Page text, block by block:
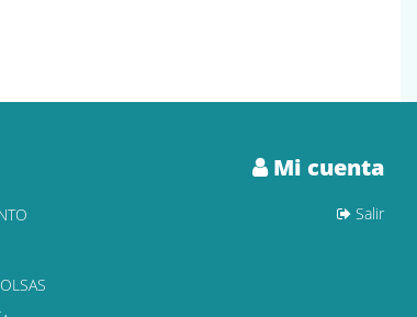
Mi cuenta
Salir